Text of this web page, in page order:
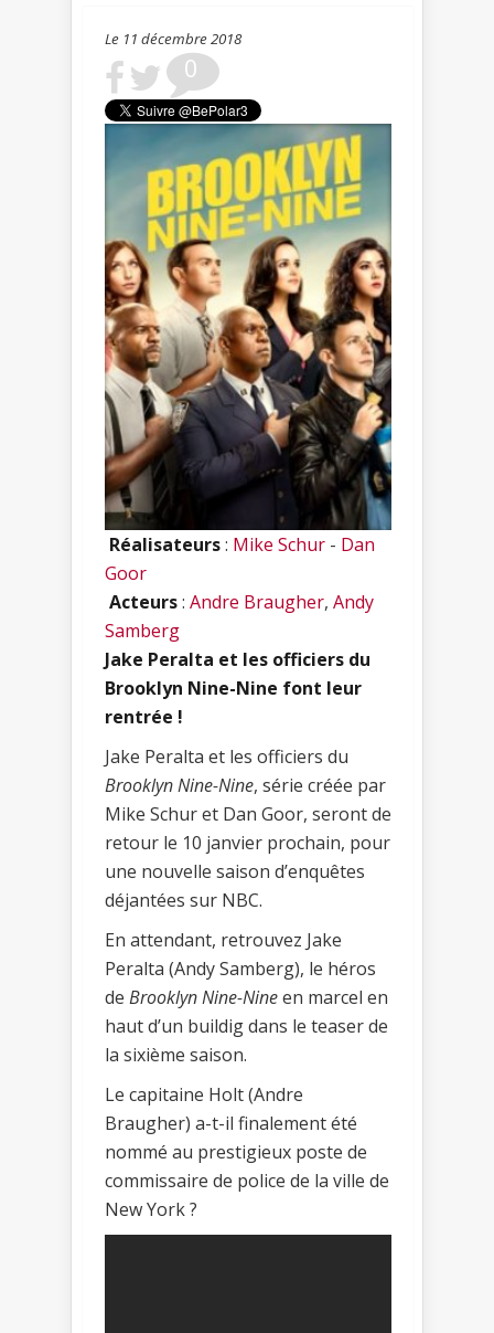
Le 11 décembre 2018
0
Réalisateurs: Mike Schur - Dan
Goor
Acteurs: Andre Braugher, Andy
Samberg
Jake Peralta et les officiers du
Brooklyn Nine-Nine font leur
rentrée !
Jake Peralta et les officiers du
Brooklyn Nine-Nine, série créée par
Mike Schur et Dan Goor, seront de
retour le 10 janvier prochain, pour
une nouvelle saison d’enquêtes
déjantées sur NBC.
En attendant, retrouvez Jake
Peralta (Andy Samberg), le héros
de Brooklyn Nine-Nineen marcel en
haut d’un buildig dans le teaser de
la sixième saison.
Le capitaine Holt (Andre
Braugher) a-t-il finalement été
nommé au prestigieux poste de
commissaire de police de la ville de
New York ?